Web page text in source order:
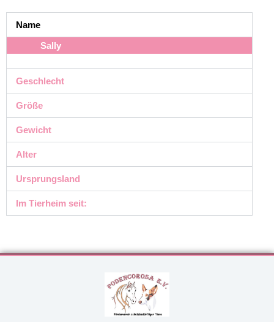
Name
Sally
Geschlecht
Größe
Gewicht
Alter
Ursprungsland
Im Tierheim seit: